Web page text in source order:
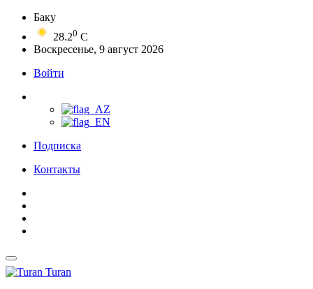
Баку
28.20 C
Воскресенье, 9 август 2026
Войти
Подписка
Контакты
Turan